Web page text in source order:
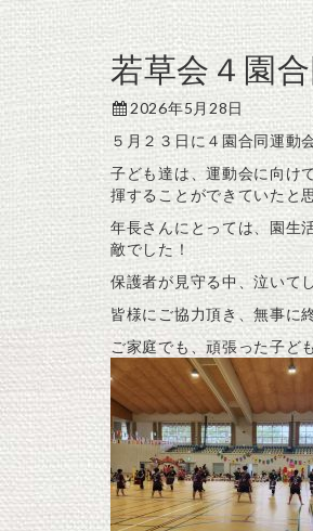
若草会４園
2026年5月28日
５月２３日に４園合同運動
子ども達は、運動会に向け
揮することができていたと
年長さんにとっては、園生
敵でした！
保護者が見守る中、泣いて
皆様にご協力頂き、無事に
ご家庭でも、頑張った子ど